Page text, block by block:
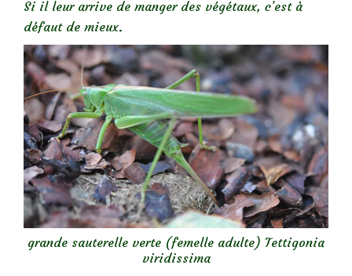
Si il leur arrive de manger des végétaux, c’est à
défaut de mieux.
grande sauterelle verte (femelle adulte) Tettigonia
viridissima